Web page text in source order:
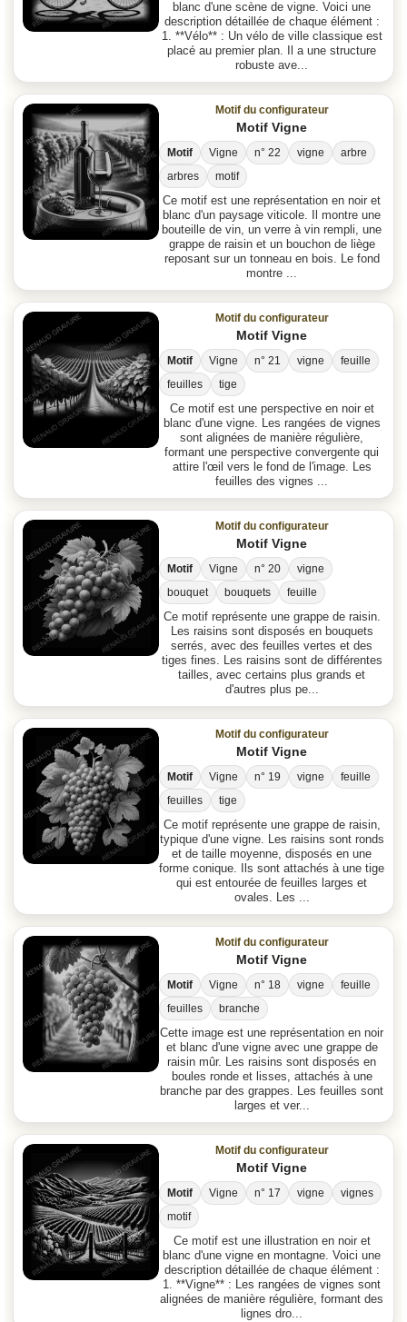
blanc d'une scène de vigne. Voici une
description détaillée de chaque élément :
1. **Vélo** : Un vélo de ville classique est
placé au premier plan. Il a une structure
robuste ave...
Motif du configurateur
Motif Vigne
Motif Vigne n° 22 vigne
arbre
arbres
motif
Ce motif est une représentation en noir et
blanc d'un paysage viticole. Il montre une
bouteille de vin, un verre à vin rempli, une
grappe de raisin et un bouchon de liège
reposant sur un tonneau en bois. Le fond
montre ...
Motif du configurateur
Motif Vigne
Motif Vigne n° 21 vigne
feuille
feuilles
tige
Ce motif est une perspective en noir et
blanc d'une vigne. Les rangées de vignes
sont alignées de manière régulière,
formant une perspective convergente qui
attire l'œil vers le fond de l'image. Les
feuilles des vignes ...
Motif du configurateur
Motif Vigne
Motif Vigne n° 20
vigne
bouquet
bouquets
feuille
Ce motif représente une grappe de raisin.
Les raisins sont disposés en bouquets
serrés, avec des feuilles vertes et des
tiges fines. Les raisins sont de différentes
tailles, avec certains plus grands et
d'autres plus pe...
Motif du configurateur
Motif Vigne
Motif Vigne n° 19 vigne
feuille
feuilles
tige
Ce motif représente une grappe de raisin,
typique d'une vigne. Les raisins sont ronds
et de taille moyenne, disposés en une
forme conique. Ils sont attachés à une tige
qui est entourée de feuilles larges et
ovales. Les ...
Motif du configurateur
Motif Vigne
Motif Vigne n° 18 vigne
feuille
feuilles
branche
Cette image est une représentation en noir
et blanc d'une vigne avec une grappe de
raisin mûr. Les raisins sont disposés en
boules ronde et lisses, attachés à une
branche par des grappes. Les feuilles sont
larges et ver...
Motif du configurateur
Motif Vigne
Motif Vigne n° 17 vigne
vignes
motif
Ce motif est une illustration en noir et
blanc d'une vigne en montagne. Voici une
description détaillée de chaque élément :
1. **Vigne** : Les rangées de vignes sont
alignées de manière régulière, formant des
lignes dro...